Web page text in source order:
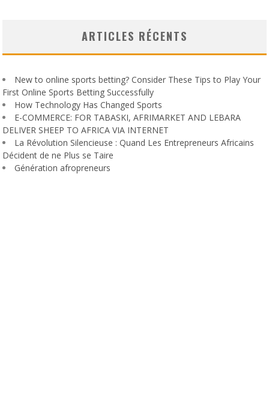
ARTICLES RÉCENTS
New to online sports betting? Consider These Tips to Play Your
First Online Sports Betting Successfully
How Technology Has Changed Sports
E-COMMERCE: FOR TABASKI, AFRIMARKET AND LEBARA
DELIVER SHEEP TO AFRICA VIA INTERNET
La Révolution Silencieuse : Quand Les Entrepreneurs Africains
Décident de ne Plus se Taire
Génération afropreneurs